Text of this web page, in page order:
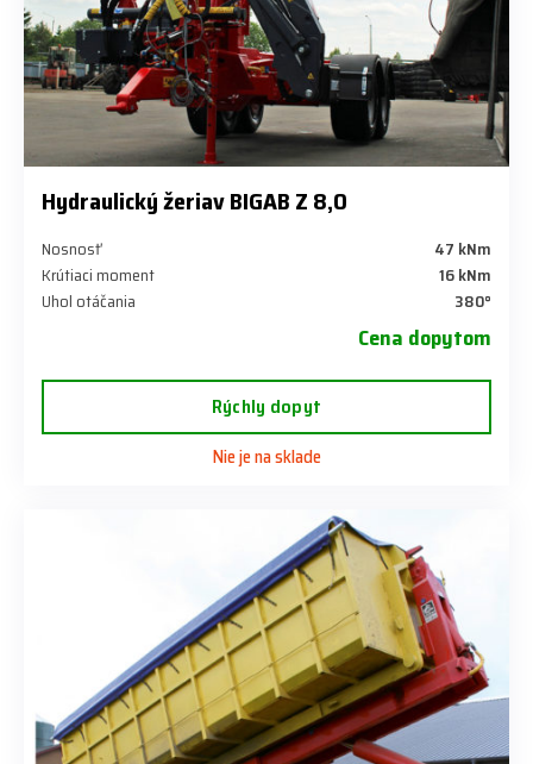
Hydraulický žeriav BIGAB Z 8,0
Nosnosť
47 kNm
Krútiaci moment
16 kNm
Uhol otáčania
380°
Cena dopytom
Rýchly dopyt
Nie je na sklade